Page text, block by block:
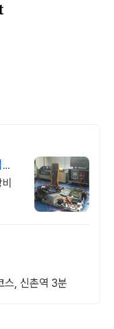
스, 신촌역 3분